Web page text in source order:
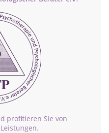
profitieren Sie von